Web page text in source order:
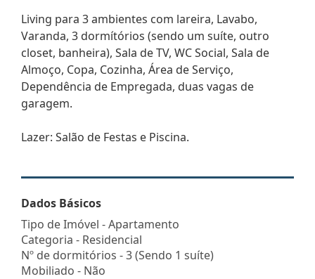
Living para 3 ambientes com lareira, Lavabo,
Varanda, 3 dormítórios (sendo um suíte, outro
closet, banheira), Sala de TV, WC Social, Sala de
Almoço, Copa, Cozinha, Área de Serviço,
Dependência de Empregada, duas vagas de
garagem.
Lazer: Salão de Festas e Piscina.
Dados Básicos
Tipo de Imóvel - Apartamento
Categoria - Residencial
Nº de dormitórios - 3 (Sendo 1 suíte)
Mobiliado - Não